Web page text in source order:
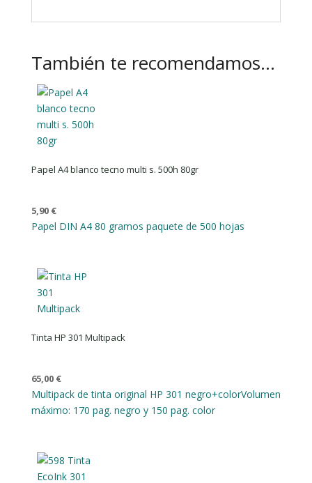
También te recomendamos…
Papel A4 blanco tecno multi s. 500h 80gr
5,90 €
Papel DIN A4 80 gramos paquete de 500 hojas
Tinta HP 301 Multipack
65,00 €
Multipack de tinta original HP 301 negro+colorVolumen
máximo: 170 pag. negro y 150 pag. color